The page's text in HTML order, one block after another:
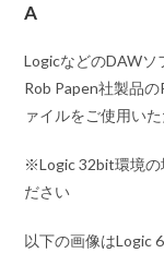
A
LogicなどのDAW
Rob Papen社製品
ァイルをご使用い
※Logic 32bit環境の
ださい
以下の画像はLogic